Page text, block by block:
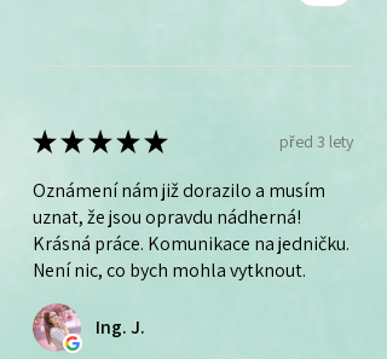
★★★★★ před 3 lety
Oznámení nám již dorazilo a musím
uznat, že jsou opravdu nádherná!
Krásná práce. Komunikace na jedničku.
Není nic, co bych mohla vytknout.
Ing. J.